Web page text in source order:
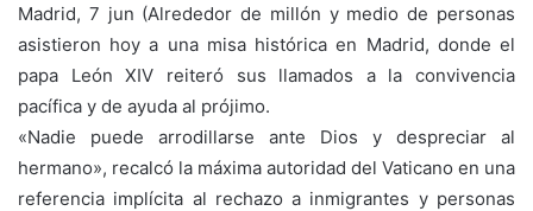
Madrid, 7 jun (Alrededor de millón y medio de personas
asistieron hoy a una misa histórica en Madrid, donde el
papa León XIV reiteró sus llamados a la convivencia
pacífica y de ayuda al prójimo.
«Nadie puede arrodillarse ante Dios y despreciar al
hermano», recalcó la máxima autoridad del Vaticano en una
referencia implícita al rechazo a inmigrantes y personas